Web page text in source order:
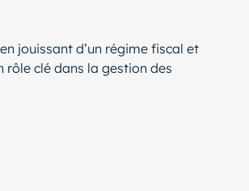
jouissant d’un régime fiscal et
rôle clé dans la gestion des